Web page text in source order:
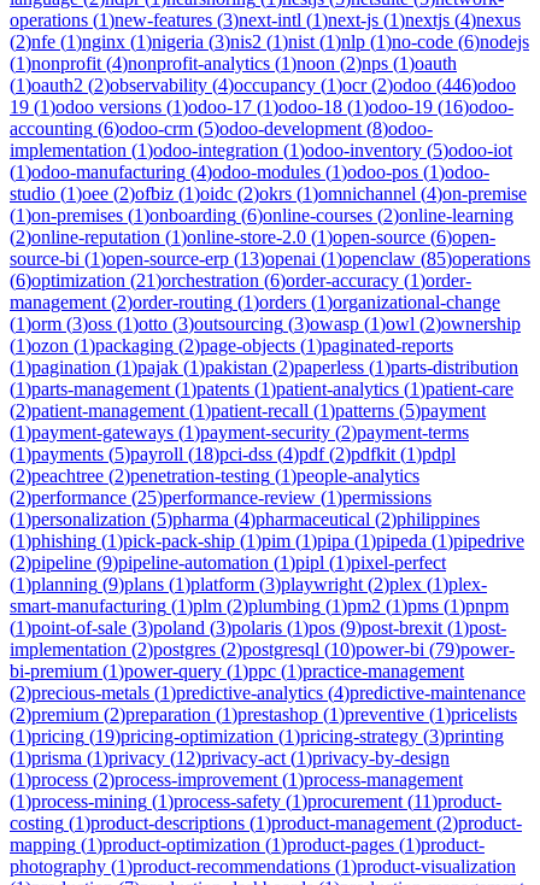
operations (1)new-features (3)next-intl (1)next-js (1)nextjs (4)nexus
(2)nfe (1)nginx (1)nigeria (3)nis2 (1)nist (1)nlp (1)no-code (6)nodejs
(1)nonprofit (4)nonprofit-analytics (1)noon (2)nps (1)oauth
(1)oauth2 (2)observability (4)occupancy (1)ocr(2)odoo (446)odoo
19 (1)odoo versions (1)odoo-17 (1)odoo-18 (1)odoo-19 (16)odoo-
accounting (6)odoo-crm (5)odoo-development (8)odoo-
implementation (1)odoo-integration (1)odoo-inventory (5)odoo-iot
(1)odoo-manufacturing (4)odoo-modules (1)odoo-pos (1)odoo-
studio (1)oee (2)ofbiz (1)oidc (2)okrs (1)omnichannel (4)on-premise
(1)on-premises (1)onboarding (6)online-courses (2)online-learning
(2)online-reputation (1)online-store-2.0 (1)open-source (6)open-
source-bi (1)open-source-erp (13)openai (1)openclaw (85)operations
(6)optimization (21)orchestration (6)order-accuracy (1)order-
management (2)order-routing (1)orders (1)organizational-change
(1)orm (3)oss (1)otto (3)outsourcing (3)owasp (1)owl (2)ownership
(1)ozon (1)packaging (2)page-objects (1)paginated-reports
(1)pagination (1)pajak (1)pakistan (2)paperless (1)parts-distribution
(1)parts-management (1)patents (1)patient-analytics (1)patient-care
(2)patient-management (1)patient-recall (1)patterns (5)payment
(1)payment-gateways (1)payment-security (2)payment-terms
(1)payments (5)payroll (18)pci-dss (4)pdf(2)pdfkit (1)pdpl
(2)peachtree (2)penetration-testing (1)people-analytics
(2)performance (25)performance-review (1)permissions
(1)personalization (5)pharma (4)pharmaceutical (2)philippines
(1)phishing (1)pick-pack-ship (1)pim (1)pipa (1)pipeda (1)pipedrive
(2)pipeline (9)pipeline-automation (1)pipl (1)pixel-perfect
(1)planning (9)plans (1)platform (3)playwright (2)plex (1)plex-
smart-manufacturing (1)plm (2)plumbing (1)pm2 (1)pms (1)pnpm
(1)point-of-sale (3)poland (3)polaris (1)pos (9)post-brexit (1)post-
implementation (2)postgres (2)postgresql (10)power-bi (79)power-
bi-premium (1)power-query (1)ppc (1)practice-management
(2)precious-metals (1)predictive-analytics (4)predictive-maintenance
(2)premium (2)preparation (1)prestashop (1)preventive (1)pricelists
(1)pricing (19)pricing-optimization (1)pricing-strategy (3)printing
(1)prisma (1)privacy (12)privacy-act (1)privacy-by-design
(1)process (2)process-improvement (1)process-management
(1)process-mining (1)process-safety (1)procurement (11)product-
costing (1)product-descriptions (1)product-management (2)product-
mapping (1)product-optimization (1)product-pages (1)product-
photography (1)product-recommendations (1)product-visualization